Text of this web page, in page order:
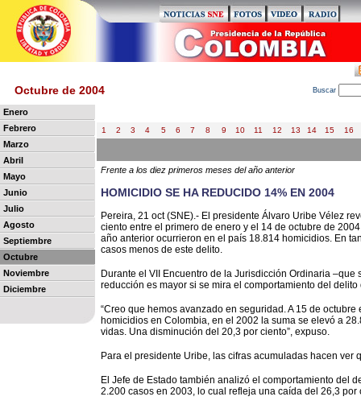
Octubre de 2004 Buscar
Enero
Febrero
Marzo
Abril
Mayo
Junio
Julio
Agosto
Septiembre
Octubre
Noviembre
Diciembre
1 2 3 4 5 6 7 8 9 10 11 12 13 14 15 16
Frente a los diez primeros meses del año anterior
HOMICIDIO SE HA REDUCIDO 14% EN 2004
Pereira, 21 oct (SNE).- El presidente Álvaro Uribe Vélez
ciento entre el primero de enero y el 14 de octubre de
año anterior ocurrieron en el país 18.814 homicidios. En
casos menos de este delito.
Durante el VII Encuentro de la Jurisdicción Ordinaria
reducción es mayor si se mira el comportamiento del
“Creo que hemos avanzado en seguridad. A 15 de
homicidios en Colombia, en el 2002 la suma se elevó a
vidas. Una disminución del 20,3 por ciento”, expuso.
Para el presidente Uribe, las cifras acumuladas hacen ver
El Jefe de Estado también analizó el comportamiento del
2.200 casos en 2003, lo cual refleja una caída del 26,3 por